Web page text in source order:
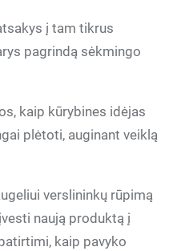
į tam tikrus
pagrindą sėkmingo
kaip kūrybines idėjas
plėtoti, auginant veiklą
verslininkų rūpimą
naują produktą į
kaip pavyko